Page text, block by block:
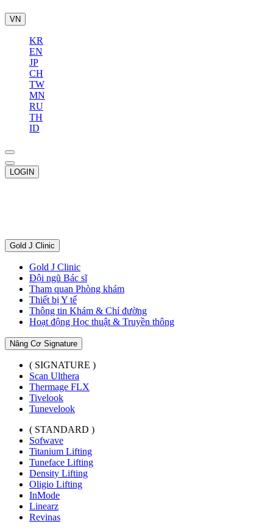
VN
KR
EN
JP
CH
TW
MN
RU
TH
ID
LOGIN
Gold J Clinic
Gold J Clinic
Đội ngũ Bác sĩ
Tham quan Phòng khám
Thiết bị Y tế
Thông tin Khám & Chỉ đường
Hoạt động Học thuật & Truyền thông
Nâng Cơ Signature
( SIGNATURE )
Scan Ulthera
Thermage FLX
Tivelook
Tunevelook
( STANDARD )
Sofwave
Titanium Lifting
Tuneface Lifting
Density Lifting
Oligio Lifting
InMode
Linearz
Revinas